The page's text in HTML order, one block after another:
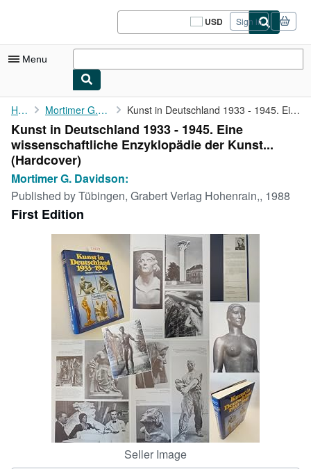
USD
Site
shopping
Sign in
Menu
My Account
My Purchases
Sign Off
Advanced Search
Browse Collections
Art & Collectibles
CLOSE
Home Mortimer G. Davidson: Kunst in Deutschland 1933 - 1945. Eine wissenschaftliche ...
Kunst in Deutschland 1933 - 1945. Eine
wissenschaftliche Enzyklopädie der Kunst...
(Hardcover)
Mortimer G. Davidson:
Published byTübingen, Grabert Verlag Hohenrain,, 1988
First Edition
Seller Image